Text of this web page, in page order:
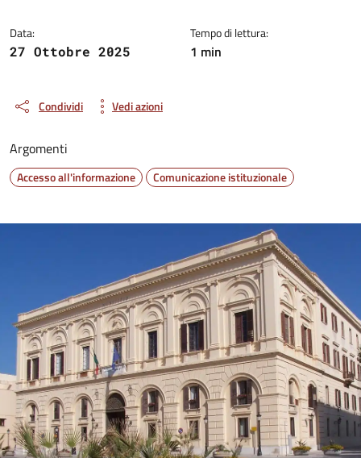
Data:
27 Ottobre 2025
Tempo di lettura:
1 min
Condividi Vedi azioni
Argomenti
Accesso all'informazione Comunicazione istituzionale